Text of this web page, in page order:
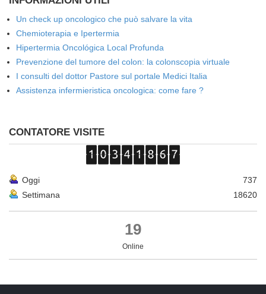
Un check up oncologico che può salvare la vita
Chemioterapia e Ipertermia
Hipertermia Oncológica Local Profunda
Prevenzione del tumore del colon: la colonscopia virtuale
I consulti del dottor Pastore sul portale Medici Italia
Assistenza infermieristica oncologica: come fare ?
CONTATORE VISITE
Oggi
737
Settimana
18620
19
Online